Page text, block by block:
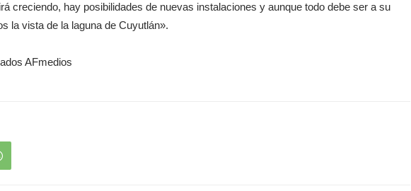
creciendo, hay posibilidades de nuevas instalaciones y aunque todo debe ser a su
la vista de la laguna de Cuyutlán».
AFmedios